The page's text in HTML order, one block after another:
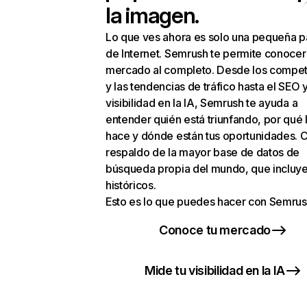
la imagen.
Lo que ves ahora es solo una pequeña
de Internet. Semrush te permite
mercado al completo. Desde los
y las tendencias de tráfico hasta el SEO
visibilidad en la IA, Semrush te ayuda a
entender quién está triunfando, por qué
hace y dónde están tus oportunidades.
respaldo de la mayor base de datos de
búsqueda propia del mundo, que
históricos.
Esto es lo que puedes hacer con
Conoce tu mercado
Mide tu visibilidad en la IA